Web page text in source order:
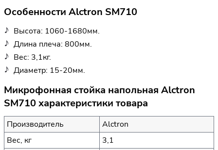
Особенности Alctron SM710
Высота: 1060-1680мм.
Длина плеча: 800мм.
Вес: 3,1кг.
Диаметр: 15-20мм.
Микрофонная стойка напольная Alctron
SM710 характеристики товара
Производитель
Alctron
Вес, кг
3,1